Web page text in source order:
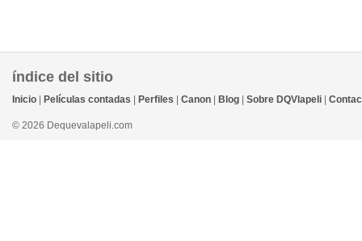
índice del sitio
Inicio Películas contadas Perfiles Canon Blog Sobre DQVlapeli
© 2026 Dequevalapeli.com